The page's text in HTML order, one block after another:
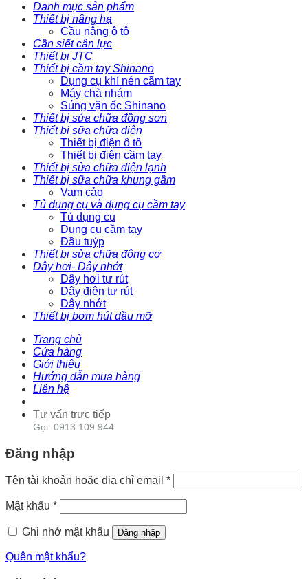
Danh mục sản phẩm
Thiết bị nâng hạ
Cầu nâng ô tô
Cần siết cân lực
Thiết bị JTC
Thiết bị cầm tay Shinano
Dụng cụ khí nén cầm tay
Máy chà nhám
Súng vặn ốc Shinano
Thiết bị sửa chữa đồng sơn
Thiết bị sữa chữa điện
Thiết bị điện ô tô
Thiết bị điện cầm tay
Thiết bị sửa chữa điện lạnh
Thiết bị sữa chữa khung gầm
Vam cảo
Tủ dụng cụ và dụng cụ cầm tay
Tủ dụng cụ
Dụng cụ cầm tay
Đầu tuýp
Thiết bị sửa chữa động cơ
Dây hơi- Dây nhớt
Dây hơi tự rút
Dây điện tự rút
Dây nhớt
Thiết bị bơm hút dầu mỡ
Trang chủ
Cửa hàng
Giới thiệu
Hướng dẫn mua hàng
Liên hệ
Tư vấn trực tiếp
Gọi: 0913 109 944
Đăng nhập
Tên tài khoản hoặc địa chỉ email *
Mật khẩu *
Ghi nhớ mật khẩu Đăng nhập
Quên mật khẩu?